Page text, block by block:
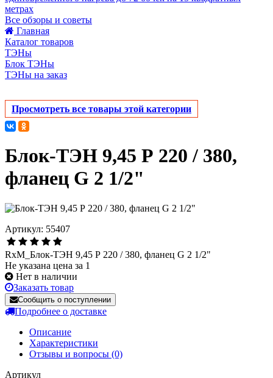
метрах
Все обзоры и советы
Главная
Каталог товаров
ТЭНы
Блок ТЭНы
ТЭНы на заказ
Просмотреть все товары этой категории
Блок-ТЭН 9,45 Р 220 / 380,
фланец G 2 1/2"
Артикул: 55407
RxM_Блок-ТЭН 9,45 Р 220 / 380, фланец G 2 1/2"
Не указана цена за 1
Нет в наличии
Заказать товар
Сообщить о поступлении
Подробнее о доставке
Описание
Характеристики
Отзывы и вопросы (0)
Артикул